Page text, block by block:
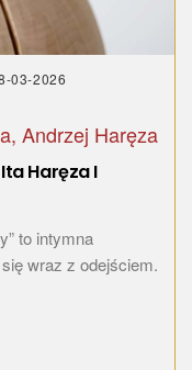
03-2026
Andrzej Haręza
Ita Haręza I
to intymna
wraz z odejściem.